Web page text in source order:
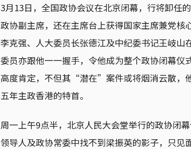
3月13日，全国政协会议在北京闭幕，行将卸任
政协副主席，还在主席台上获得国家主席兼党
李克强、人大委员长张德江及中纪委书记王岐
委员亦跟他一一握手，令他成为整个政协闭幕
高度肯定，不但其“潜在”案件或将烟消云散
五年主政香港的特首。
周一上午9点半，北京人民大会堂举行的政协闭
领导人及政协常委中找不到梁振英的影子，只见